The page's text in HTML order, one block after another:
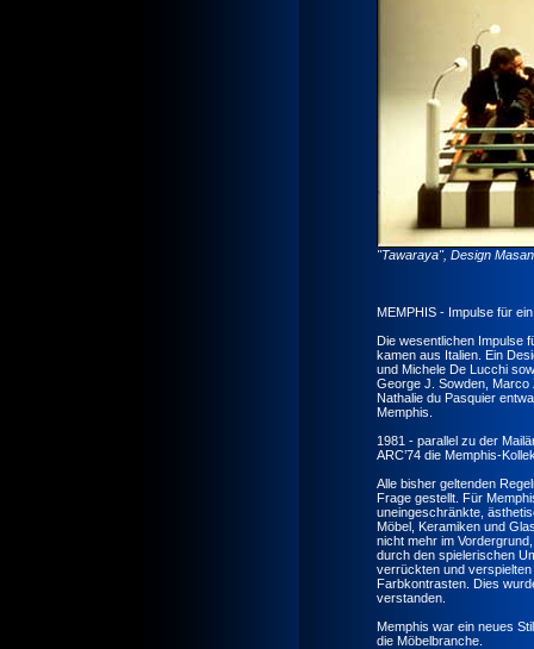
"Tawaraya", Design
MEMPHIS - Impulse für
Die wesentlichen Impulse
kamen aus Italien. Ein
und Michele De Lucchi
George J. Sowden, Marco
Nathalie du Pasquier
Memphis.
1981 - parallel zu der
ARC’74 die Memphis-
Alle bisher geltenden
Frage gestellt. Für
uneingeschränkte,
Möbel, Keramiken und
nicht mehr im
durch den spielerischen
verrückten und
Farbkontrasten. Dies
verstanden.
Memphis war ein neues
die Möbelbranche.